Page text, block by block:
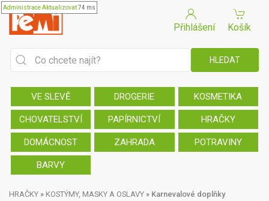
AdministraceAktualizovat74 ms
Přihlášení Košík
VE SLEVĚ DROGERIE KOSMETIKA
CHOVATELSTVÍ PAPÍRNICTVÍ HRAČKY
DOMÁCNOST ZAHRADA POTRAVINY
BARVY
HRAČKY » KOSTÝMY, MASKY A OSLAVY » Karnevalové doplňky